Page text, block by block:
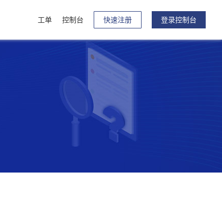
工单 控制台 快速注册 登录控制台